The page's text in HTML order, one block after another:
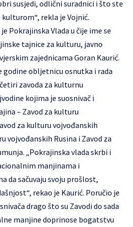
susjedi, odlični suradnici i što ste
rekla je Vojnić.
Pokrajinska Vlada u čije ime se
tajnice za kulturu, javno
zajednicama Goran Kaurić.
godine obljetnicu osnutka i rada
zavoda za kulturnu
kojima je suosnivač i
– Zavod za kulturu
za kulturu vojvođanskih
vojvođanskih Rusina i Zavod za
„Pokrajinska vlada skrbi i
manjinama i
da sačuvaju svoju prošlost,
rekao je Kaurić. Poručio je
drago što su Zavodi do sada
manjine doprinose bogatstvu